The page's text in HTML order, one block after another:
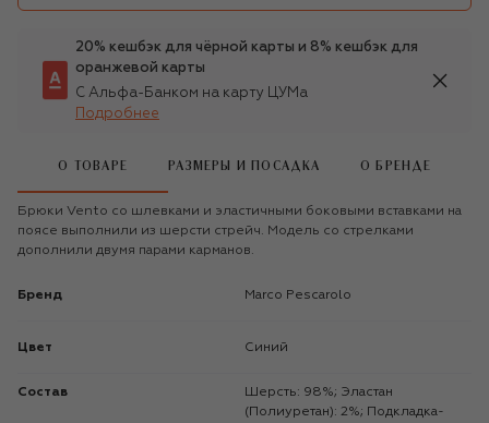
20% кешбэк для чёрной карты и 8% кешбэк для
оранжевой карты
С Альфа-Банком на карту ЦУМа
Подробнее
О ТОВАРЕ РАЗМЕРЫ И ПОСАДКА О БРЕНДЕ
Брюки Vento со шлевками и эластичными боковыми вставками на
поясе выполнили из шерсти стрейч. Модель со стрелками
дополнили двумя парами карманов.
Бренд Marco Pescarolo
Цвет Синий
Состав
Шерсть: 98%; Эластан
(Полиуретан): 2%; Подкладка-